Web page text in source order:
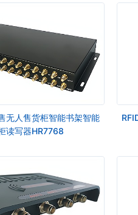
无人售货柜智能书架智能
读写器HR7768